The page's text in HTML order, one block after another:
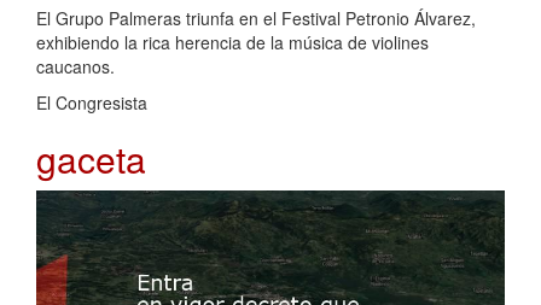
El Grupo Palmeras triunfa en el Festival Petronio Álvarez,
exhibiendo la rica herencia de la música de violines
caucanos.
El Congresista
gaceta